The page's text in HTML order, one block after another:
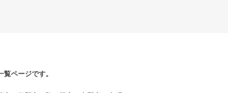
ページです。